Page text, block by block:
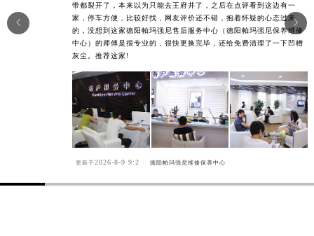
带都裂开了，本来以为只能去王府井了，之后在点评看到这边有一
家，停车方便，比较好找，网友评价还不错，抱着怀疑的心态过来
的，没想到这家德阳帕玛强尼售后服务中心（德阳帕玛强尼保养维修
中心）的师傅是很专业的，很快更换完毕，还给免费清理了一下凹槽
灰尘。推荐这家!
更新于2026-8-9 9:2 德阳帕玛强尼维修保养中心

